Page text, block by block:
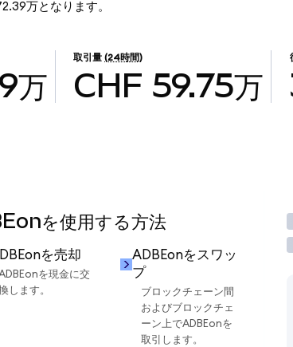
万となります。
万
取引量 (24時間)
CHF 59.75万
を使用する方法
を売却
を現金に交
します。
ADBEonをスワッ
プ
ブロックチェーン間
およびブロックチェ
ーン上でADBEonを
取引します。